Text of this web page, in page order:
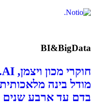
BI&BigData
מודל בינה
בדם עד ארבע שנים